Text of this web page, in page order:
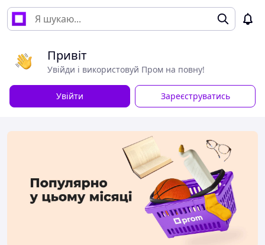
Привіт
Увійди і використовуй Пром на повну!
Увійти Зареєструватись